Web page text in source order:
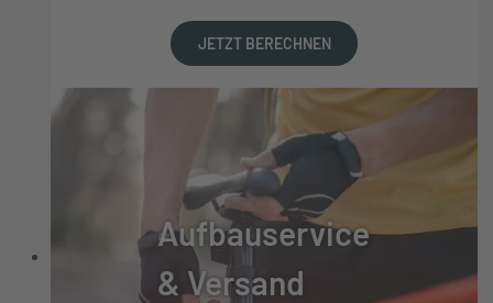
JETZT BERECHNEN
Aufbauservice
& Versand